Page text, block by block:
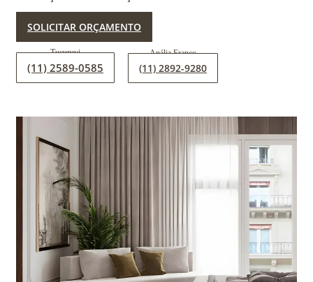
SOLICITAR ORÇAMENTO
(11) 2589-0585 (11) 2892-9280